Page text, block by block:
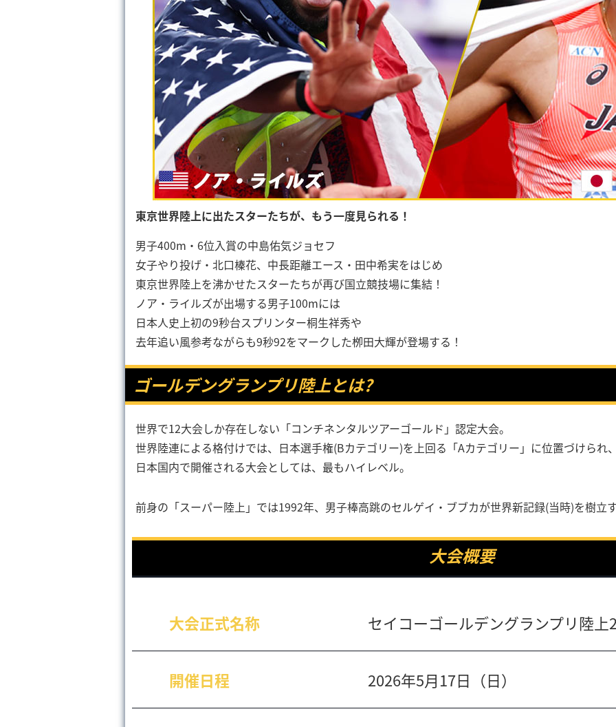
東京世界陸上に出たスターたちが、もう一度見られる！
男子400m・6位入賞の中島佑気ジョセフ
女子やり投げ・北口榛花、中長距離エース・田中希実をはじめ
東京世界陸上を沸かせたスターたちが再び国立競技場に集結！
ノア・ライルズが出場する男子100mには
日本人史上初の9秒台スプリンター桐生祥秀や
去年追い風参考ながらも9秒92をマークした栁田大輝が登場する！
ゴールデングランプリ陸上とは?
世界で12大会しか存在しない「コンチネンタルツアーゴールド」認定大会。
世界陸連による格付けでは、日本選手権(Bカテゴリー)を上回る「Aカテゴリー」に位置づけられ
日本国内で開催される大会としては、最もハイレベル。
前身の「スーパー陸上」では1992年、男子棒高跳のセルゲイ・ブブカが世界新記録(当時)を樹立
大会概要
大会正式名称 セイコーゴールデングランプリ陸上
開催日程 2026年5月17日（日）